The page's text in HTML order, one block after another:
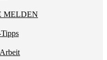
MELDEN